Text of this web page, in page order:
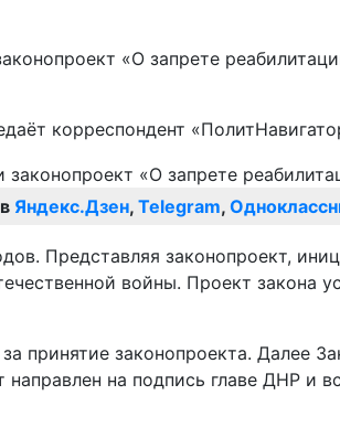
«О запрете
корреспондент
Яндекс.Дзен, Telegram,
Представляя законопроект,
войны. Проект закона
принятие законопроекта. Далее
на подпись главе ДНР и